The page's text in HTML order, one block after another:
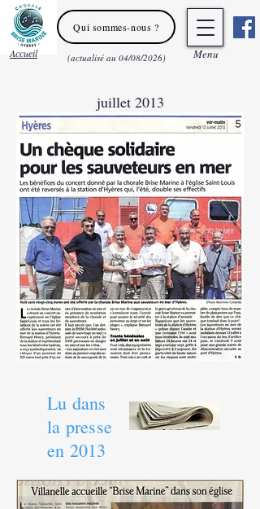
Qui sommes-nous ?
(actualisé au 04/08/2026)
Accueil Menu
juillet 2013
Lu dans
la presse
en 2013